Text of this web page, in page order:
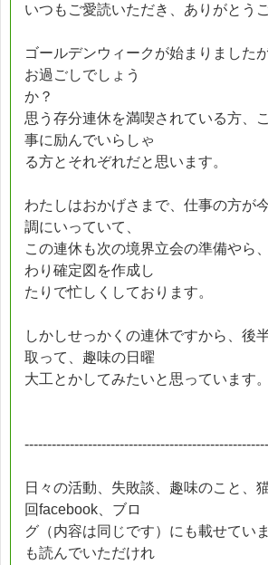
いつもご愛読いただき、ありがとう
ゴールデンウィークが始まりました
お過ごしでしょう
か？
思う存分連休を満喫されている方、
事に励んでいらしゃ
る方とそれぞれだと思います。
わたしはおかげさまで、仕事の方が
調にいっていて、
この連休も次の境界立会の準備やら
わり確定図を作成し
たりで忙しくしております。
しかしせっかくの連休ですから、後
取って、趣味の日曜
大工とかしてみたいと思っています。
日々の活動、失敗談、趣味のこと、
回facebook、ブロ
グ（内容は同じです）にも載せてい
も読んでいただけれ